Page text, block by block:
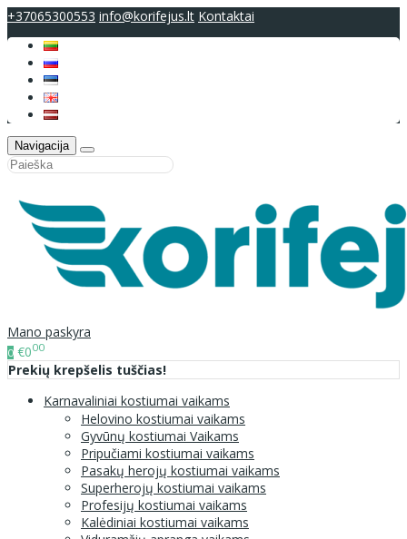
+37065300553 info@korifejus.lt Kontaktai
Navigacija
Mano paskyra
0 €000
Prekių krepšelis tuščias!
Karnavaliniai kostiumai vaikams
Helovino kostiumai vaikams
Gyvūnų kostiumai Vaikams
Pripučiami kostiumai vaikams
Pasakų herojų kostiumai vaikams
Superherojų kostiumai vaikams
Profesijų kostiumai vaikams
Kalėdiniai kostiumai vaikams